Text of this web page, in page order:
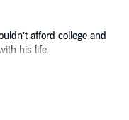
afford college and
his life.
with them ever since.